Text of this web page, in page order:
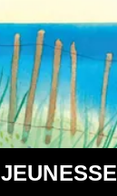
JEUNESSE